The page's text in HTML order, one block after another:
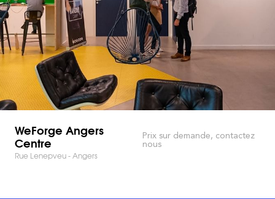
WeForge Angers
Centre
Rue Lenepveu - Angers
Prix sur demande, contactez
nous